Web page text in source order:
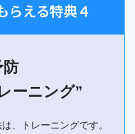
らえる特典４
防
ーニング”
、トレーニングです。